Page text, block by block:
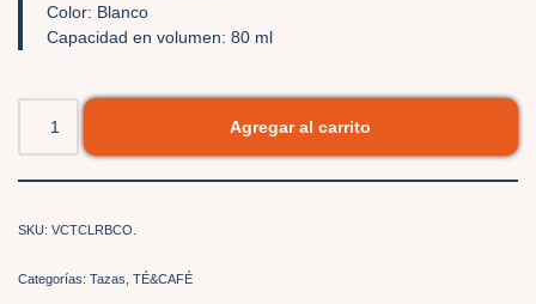
Color: Blanco
Capacidad en volumen: 80 ml
Agregar al carrito
SKU: VCTCLRBCO.
Categorías: Tazas TÉ&CAFÉ